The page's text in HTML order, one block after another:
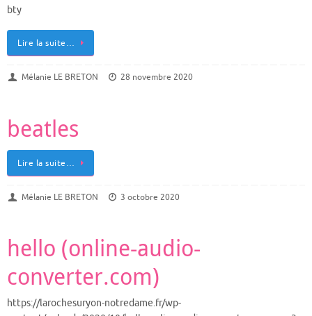
bty
Lire la suite…
Mélanie LE BRETON 28 novembre 2020
beatles
Lire la suite…
Mélanie LE BRETON 3 octobre 2020
hello (online-audio-
converter.com)
https://larochesuryon-notredame.fr/wp-